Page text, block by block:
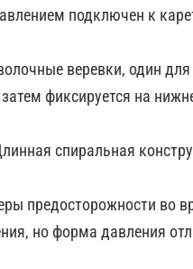
подключен к
веревки, один
фиксируется на
спиральная
предосторожности во
но форма давления